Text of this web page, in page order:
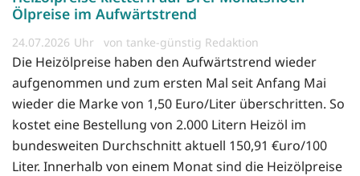
Ölpreise im Aufwärtstrend
24.07.2026 von tanke-günstig Redaktion
Die Heizölpreise haben den Aufwärtstrend wieder
aufgenommen und zum ersten Mal seit Anfang Mai
wieder die Marke von 1,50 Euro/Liter überschritten. So
kostet eine Bestellung von 2.000 Litern Heizöl im
bundesweiten Durchschnitt aktuell 150,91 €uro/100
Liter. Innerhalb von einem Monat sind die Heizölpreise